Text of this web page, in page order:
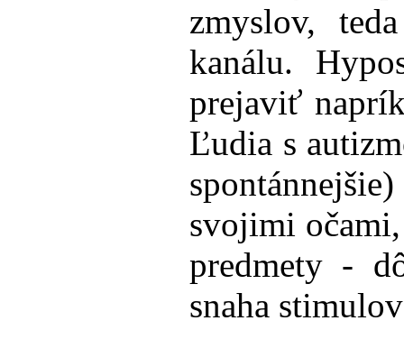
zmyslov,
kanálu.
prejaviť
Ľudia s
svojimi
predmety -
snaha